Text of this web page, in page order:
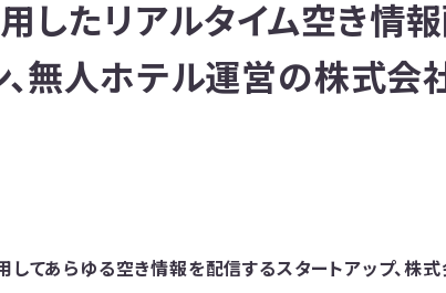
したリアルタイム空き情
無人ホテル運営の株式会
してあらゆる空き情報を配信するスタートアップ、株